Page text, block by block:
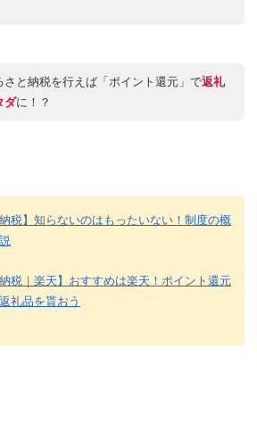
さと納税を行えば「ポイント還元」で返礼
ダに！？
納税】知らないのはもったいない！制度の概
納税｜楽天】おすすめは楽天！ポイント還元
礼品を貰おう